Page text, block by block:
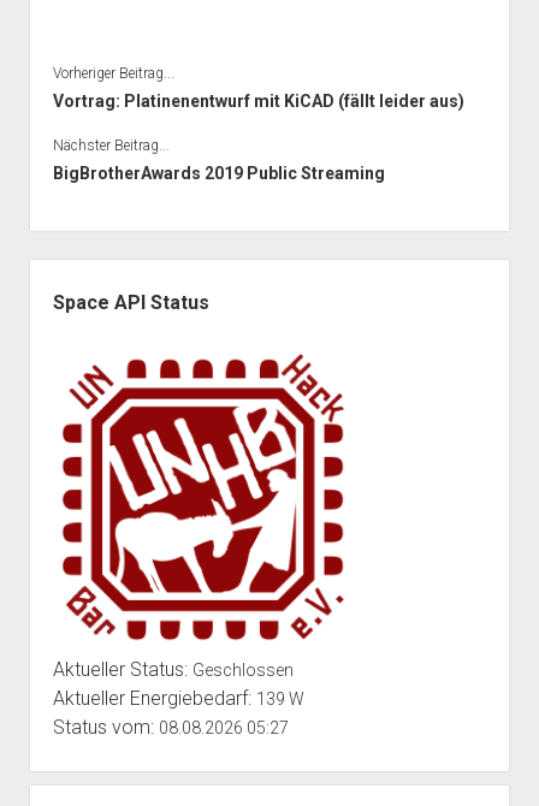
Vorheriger Beitrag...
Vortrag: Platinenentwurf mit KiCAD (fällt leider aus)
Nächster Beitrag...
BigBrotherAwards 2019 Public Streaming
Space API Status
Aktueller Status: Geschlossen
Aktueller Energiebedarf: 139 W
Status vom: 08.08.2026 05:27